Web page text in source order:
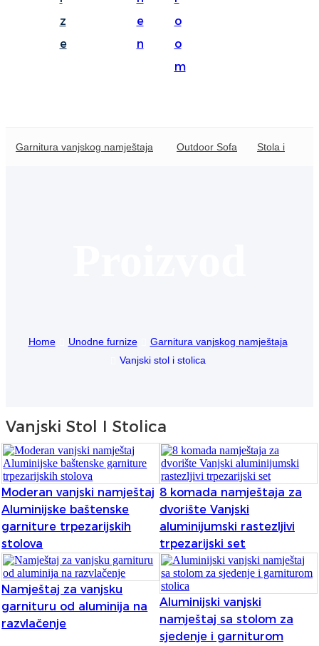
Polski
Igbo
Af Soomaali
Shona
Sugbuanon
Euskara
ລາວ
Zulu
Slovenščina
z
e
e
n
o
o
m
Garnitura vanjskog namještaja Outdoor Sofa Stola izvanja
Home Unodne furnize
Garnitura vanjskog namještaja
Vanjski stol i stolica
Vanjski Stol I Stolica
Moderan vanjski namještaj
Aluminijske baštenske
garniture trpezarijskih
stolova
8 komada namještaja za
dvorište Vanjski
aluminijumski rastezljivi
trpezarijski set
Namještaj za vanjsku
garnituru od aluminija na
razvlačenje
Aluminijski vanjski
namještaj sa stolom za
sjedenje i garniturom